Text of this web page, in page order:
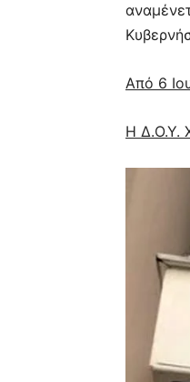
Από 6
Η Δ.Ο.Υ.